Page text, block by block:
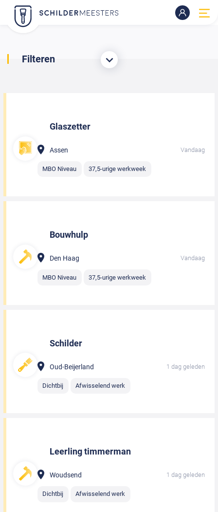
Filteren
Glaszetter
Assen Vandaag
MBO Niveau 37,5-urige werkweek
Bouwhulp
Den Haag Vandaag
MBO Niveau 37,5-urige werkweek
Schilder
Oud-Beijerland 1 dag geleden
Dichtbij Afwisselend werk
Leerling timmerman
Woudsend 1 dag geleden
Dichtbij Afwisselend werk